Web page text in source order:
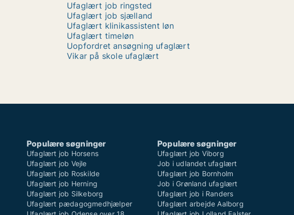
Ufaglært job ringsted
Ufaglært job sjælland
Ufaglært klinikassistent løn
Ufaglært timeløn
Uopfordret ansøgning ufaglært
Vikar på skole ufaglært
Populære søgninger
Ufaglært job Horsens
Ufaglært job Vejle
Ufaglært job Roskilde
Ufaglært job Herning
Ufaglært job Silkeborg
Ufaglært pædagogmedhjælper
Populære søgninger
Ufaglært job Viborg
Job i udlandet ufaglært
Ufaglært job Bornholm
Job i Grønland ufaglært
Ufaglært job i Randers
Ufaglært arbejde Aalborg